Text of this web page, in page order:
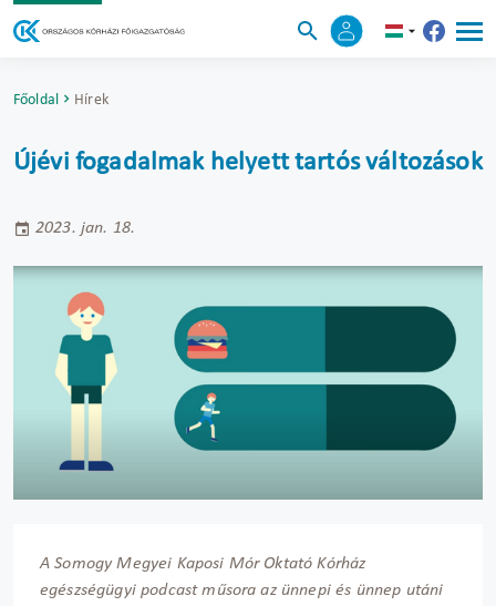
Főoldal Hírek
Újévi fogadalmak helyett tartós változások
2023. jan. 18.
A Somogy Megyei Kaposi Mór Oktató Kórház
egészségügyi podcast műsora az ünnepi és ünnep utáni